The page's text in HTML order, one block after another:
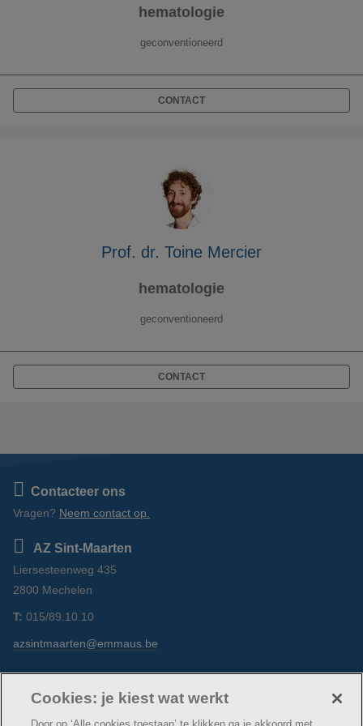
hematologie
geconventioneerd
CONTACT
Prof. dr. Toine Mercier
hematologie
geconventioneerd
CONTACT
Contacteer ons
Vragen? Neem contact op.
AZ Sint-Maarten
Liersesteenweg 435
2800 Mechelen
T: 015/89.10.10
azsintmaarten@emmaus.be
sint-maarten/
Cookies: je kiest wat werkt